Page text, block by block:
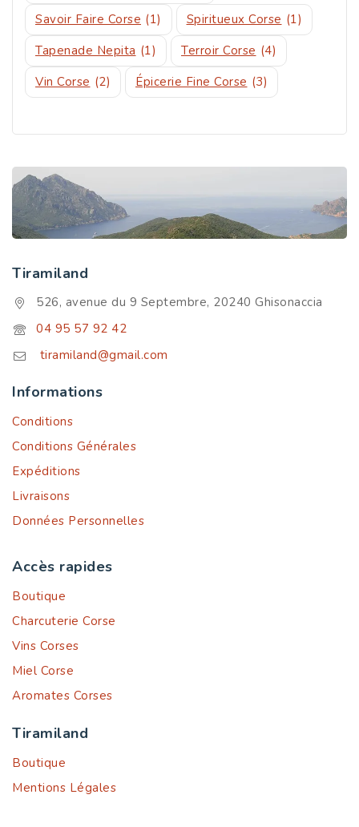
Savoir Faire Corse (1) Spiritueux Corse (1)
Tapenade Nepita (1) Terroir Corse (4)
Vin Corse (2) Épicerie Fine Corse (3)
Tiramiland
526, avenue du 9 Septembre, 20240 Ghisonaccia
04 95 57 92 42
tiramiland@gmail.com
Informations
Conditions
Conditions Générales
Expéditions
Livraisons
Données Personnelles
Accès rapides
Boutique
Charcuterie Corse
Vins Corses
Miel Corse
Aromates Corses
Tiramiland
Boutique
Mentions Légales